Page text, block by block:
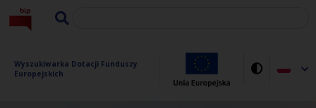
Wyszukiwarka Dotacji Funduszy
Europejskich